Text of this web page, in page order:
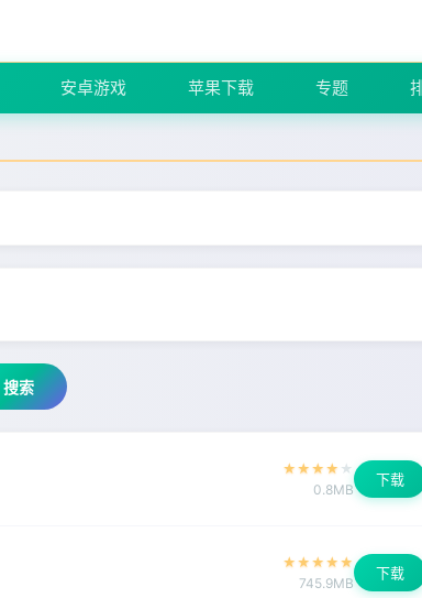
安卓游戏 苹果下载 专题
搜索
★ ★ ★ ★ ★
0.8MB
下载
★ ★ ★ ★ ★
745.9MB
下载